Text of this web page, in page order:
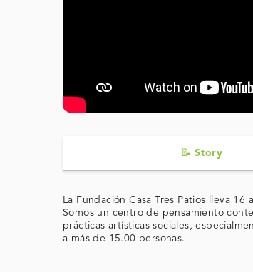
📝 Story
La Fundación Casa Tres Patios lleva
Somos un centro de pensamiento
prácticas artísticas sociales,
a más de 15.00 personas.